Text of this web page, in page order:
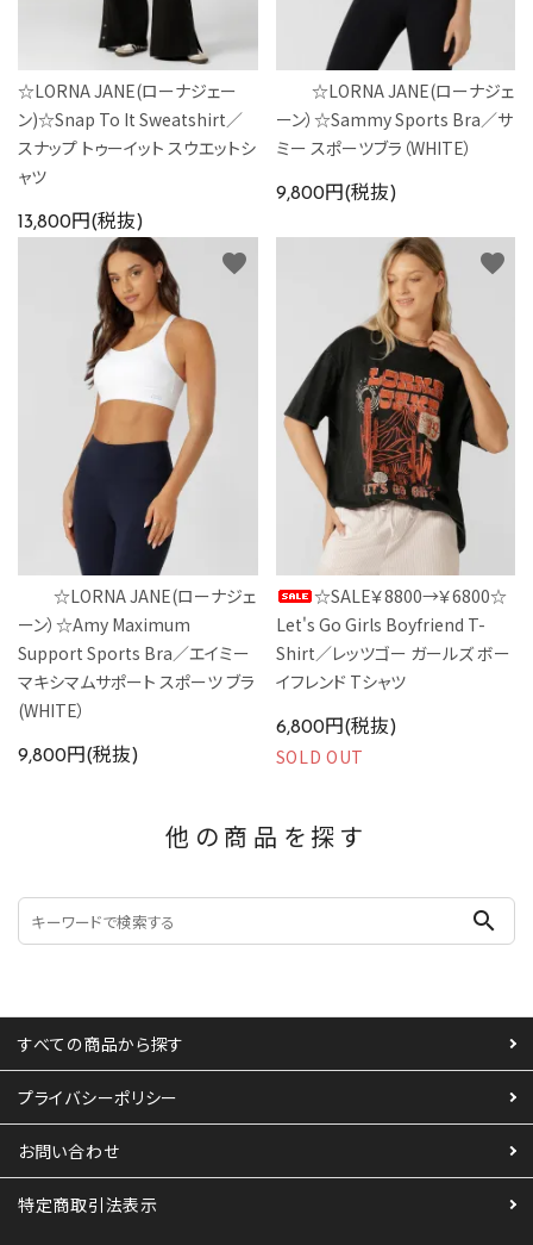
☆LORNA JANE(ローナジェー
ン)☆Snap To It Sweatshirt／
スナップ トゥーイット スウエットシ
ャツ
13,800円(税抜)
☆LORNA JANE(ローナジェ
ーン）☆Sammy Sports Bra／サ
ミー スポーツブラ（WHITE）
9,800円(税抜)
☆LORNA JANE(ローナジェ
ーン）☆Amy Maximum
Support Sports Bra／エイミー
マキシマムサポート スポーツ ブラ
(WHITE）
9,800円(税抜)
favorite
☆SALE￥8800→￥6800☆
Let's Go Girls Boyfriend T-
Shirt／レッツゴー ガールズ ボー
イフレンド Tシャツ
6,800円(税抜)
SOLD OUT
favorite
他の商品を探す
search
すべての商品から探す
プライバシーポリシー
お問い合わせ
特定商取引法表示